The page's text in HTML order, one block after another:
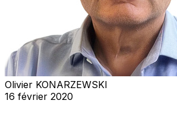
Olivier KONARZEWSKI
16 février 2020